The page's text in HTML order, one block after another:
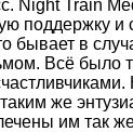
Night Train
поддержку и
бывает в
Всё было
же
им так